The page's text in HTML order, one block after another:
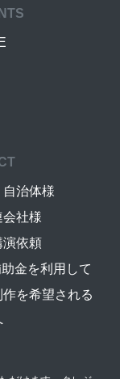
治体様
社様
演依頼
助金を利用して
を希望される